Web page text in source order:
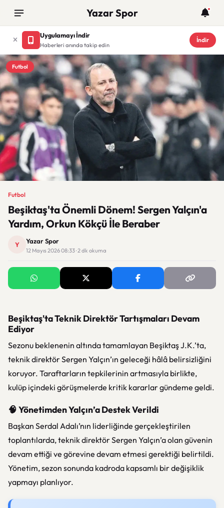
Yazar Spor
Uygulamayı İndir
Haberleri anında takip edin
İndir
Futbol
Futbol
Beşiktaş'ta Önemli Dönem! Sergen Yalçın'a
Yardım, Orkun Kökçü İle Beraber
Y Yazar Spor
12 Mayıs 2026 08:33 · 2 dk okuma
Beşiktaş'ta Teknik Direktör Tartışmaları Devam
Ediyor
Sezonu beklenenin altında tamamlayan Beşiktaş J.K.’ta,
teknik direktör Sergen Yalçın’ın geleceği hâlâ belirsizliğini
koruyor. Taraftarların tepkilerinin artmasıyla birlikte,
kulüp içindeki görüşmelerde kritik kararlar gündeme geldi.
🧠 Yönetimden Yalçın’a Destek Verildi
Başkan Serdal Adalı’nın liderliğinde gerçekleştirilen
toplantılarda, teknik direktör Sergen Yalçın’a olan güvenin
devam ettiği ve görevine devam etmesi gerektiği belirtildi.
Yönetim, sezon sonunda kadroda kapsamlı bir değişiklik
yapmayı planlıyor.